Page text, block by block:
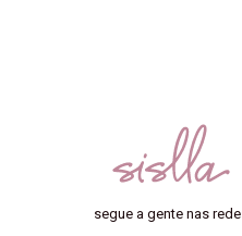
segue a gente nas